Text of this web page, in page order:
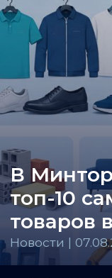
В
топ-10
товаров
Новости |